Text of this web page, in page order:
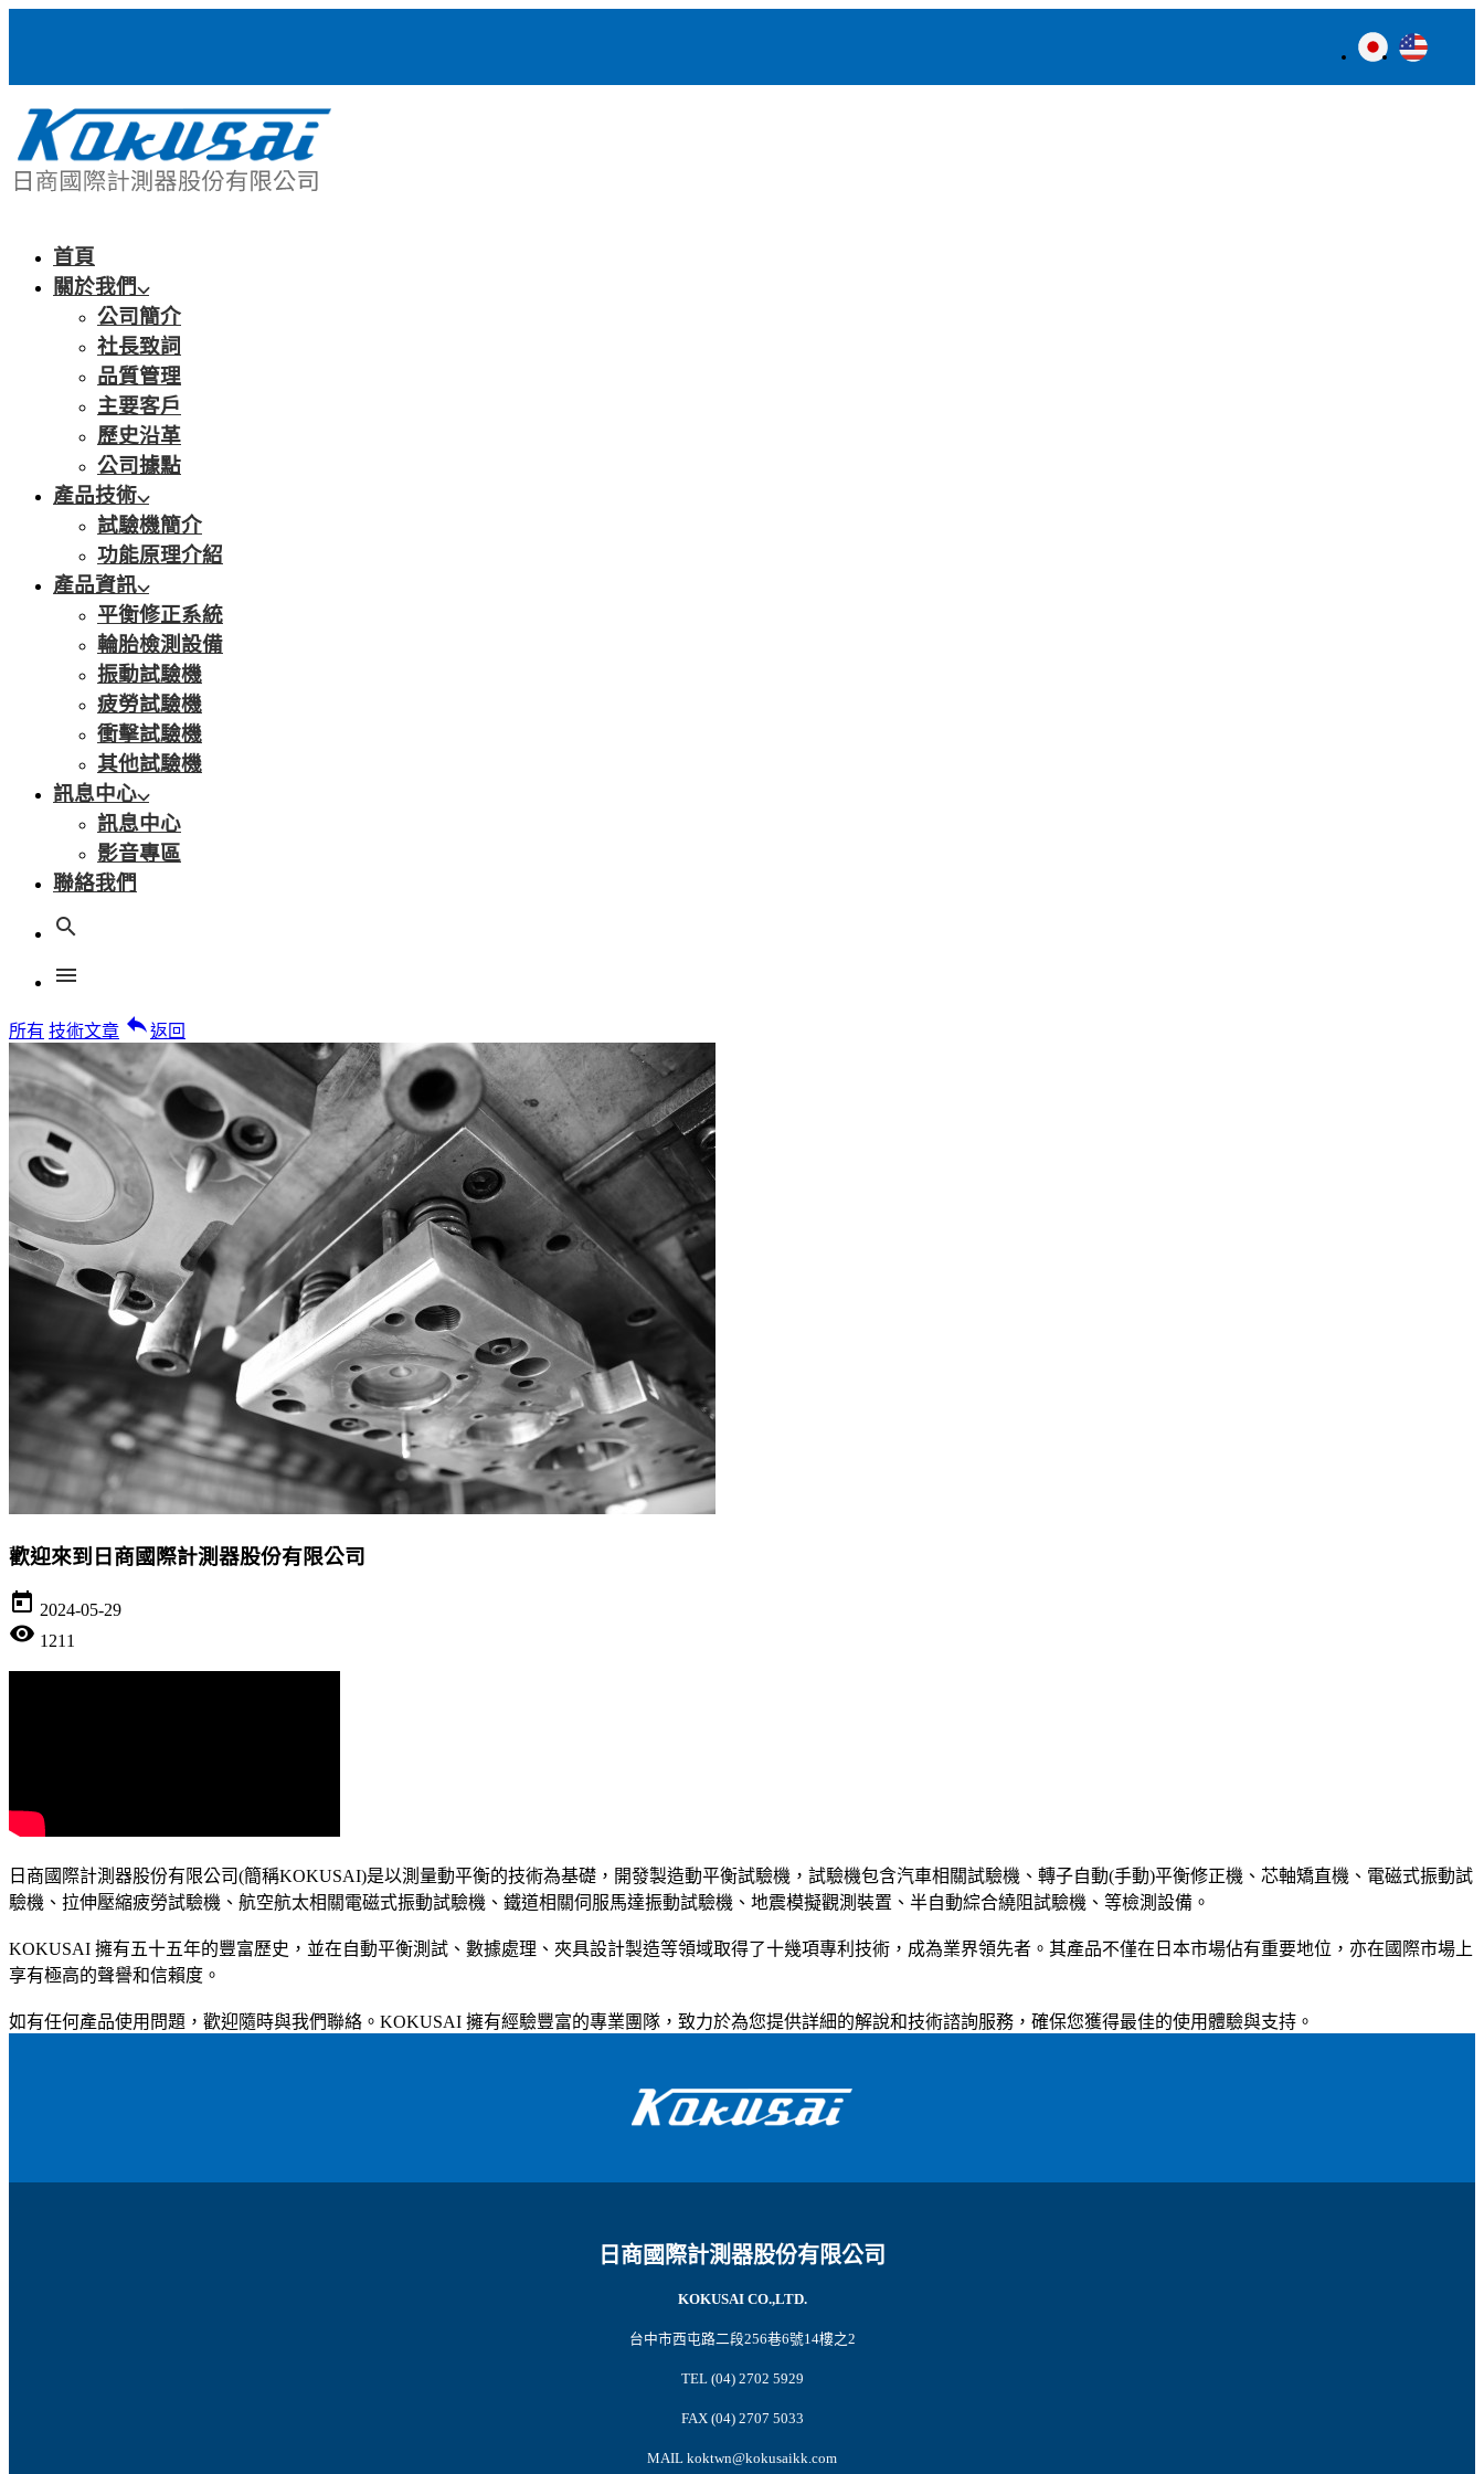
首頁
關於我們
公司簡介
社長致詞
品質管理
主要客戶
歷史沿革
公司據點
產品技術
試驗機簡介
功能原理介紹
產品資訊
平衡修正系統
輪胎檢測設備
振動試驗機
疲勞試驗機
衝擊試驗機
其他試驗機
訊息中心
訊息中心
影音專區
聯絡我們
search
menu
所有 技術文章 reply返回
歡迎來到日商國際計測器股份有限公司
today 2024-05-29
visibility 1211
日商國際計測器股份有限公司(簡稱KOKUSAI)是以測量動平衡的技術為基礎，開發製造動平衡試驗機，試驗機包含汽車相關試驗機、轉子自動(手動)平衡修正機、芯軸矯直機、電磁式振動試
驗機、拉伸壓縮疲勞試驗機、航空航太相關電磁式振動試驗機、鐵道相關伺服馬達振動試驗機、地震模擬觀測裝置、半自動綜合繞阻試驗機、等檢測設備。
KOKUSAI 擁有五十五年的豐富歷史，並在自動平衡測試、數據處理、夾具設計製造等領域取得了十幾項專利技術，成為業界領先者。其產品不僅在日本市場佔有重要地位，亦在國際市場上
享有極高的聲譽和信賴度。
如有任何產品使用問題，歡迎隨時與我們聯絡。KOKUSAI 擁有經驗豐富的專業團隊，致力於為您提供詳細的解說和技術諮詢服務，確保您獲得最佳的使用體驗與支持。
日商國際計測器股份有限公司
KOKUSAI CO.,LTD.
台中市西屯路二段256巷6號14樓之2
TEL (04) 2702 5929
FAX (04) 2707 5033
MAIL koktwn@kokusaikk.com